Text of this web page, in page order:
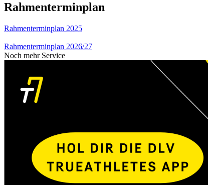
Rahmenterminplan
Rahmenterminplan 2025
Rahmenterminplan 2026/27
Noch mehr Service